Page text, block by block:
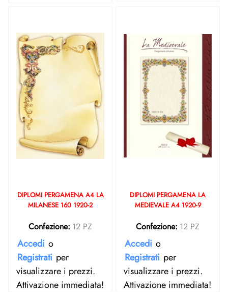
DIPLOMI PERGAMENA A4 LA
MILANESE 160 1920-2
Confezione: 12 PZ
Accedi o
Registrati per
visualizzare i prezzi.
Attivazione immediata!
DIPLOMI PERGAMENA LA
MEDIEVALE A4 1920-9
Confezione: 12 PZ
Accedi o
Registrati per
visualizzare i prezzi.
Attivazione immediata!